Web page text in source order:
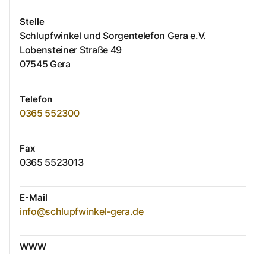
Stelle
Schlupfwinkel und Sorgentelefon Gera e.V.
Lobensteiner Straße 49
07545 Gera
Telefon
0365 552300
Fax
0365 5523013
E-Mail
info@schlupfwinkel-gera.de
WWW